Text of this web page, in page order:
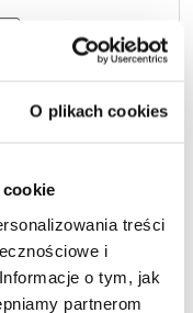
O plikach cookies
treści
i
o tym, jak
partnerom
do naszej